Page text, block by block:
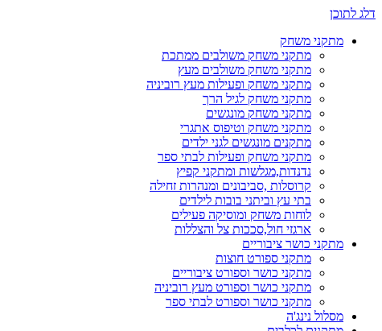
דלג לתוכן
מתקני משחק
מתקני משחק משולבים ממתכת
מתקני משחק משולבים מעץ
מתקני משחק ופעילות מעץ רוביניה
מתקני משחק לגיל הרך
מתקני משחק מונגשים
מתקני משחק וטיפוס אתגרי
מתקנים מונגשים לגני ילדים
מתקני משחק ופעילות לבתי ספר
נדנדות,מגלשות ומתקני קפיץ
קרוסלות ,סביבונים ומנהרות זחילה
בתי עץ וביתני בובות לילדים
לוחות משחק ומוסיקה פעילים
ארגזי חול,סככות צל והצללות
מתקני כושר ציבוריים
מתקני ספורט חוצות
מתקני כושר וספורט ציבוריים
מתקני כושר וספורט מעץ רוביניה
מתקני כושר וספורט לבתי ספר
מסלול נינג'ה